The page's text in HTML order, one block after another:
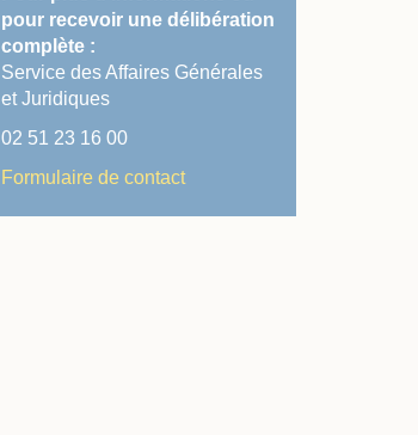
pour recevoir une délibération
complète :
Service des Affaires Générales
et Juridiques
02 51 23 16 00
Formulaire de contact